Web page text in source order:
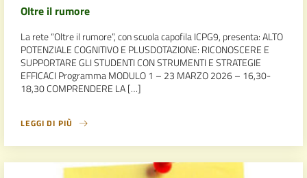
Oltre il rumore
La rete “Oltre il rumore”, con scuola capofila ICPG9, presenta: ALTO
POTENZIALE COGNITIVO E PLUSDOTAZIONE: RICONOSCERE E
SUPPORTARE GLI STUDENTI CON STRUMENTI E STRATEGIE
EFFICACI Programma MODULO 1 – 23 MARZO 2026 – 16,30-
18,30 COMPRENDERE LA […]
LEGGI DI PIÙ